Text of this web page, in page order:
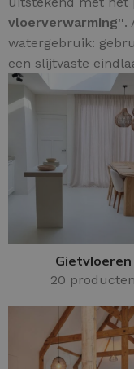
vloerverwarming''.
watergebruik:
een slijtvaste
Gietvloeren
20 producten